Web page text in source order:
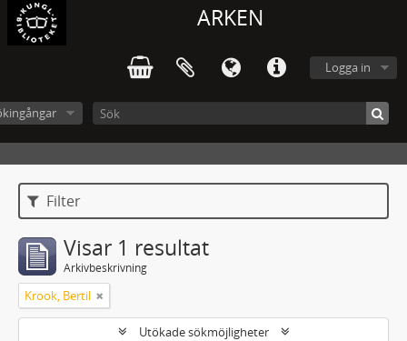
ARKEN
Logga in
Filter
Visar 1 resultat
Arkivbeskrivning
Krook, Bertil
Utökade sökmöjligheter